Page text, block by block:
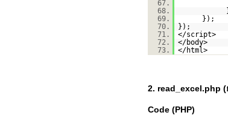
67.
68.
69.
});
70.
});
71.
</script>
72.
</body>
73.
</html>
2. read_excel.php (
Code (PHP)